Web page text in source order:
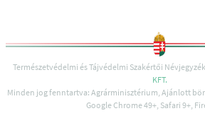
Természetvédelmi és Tájvédelmi Szakértői
KFT.
Minden jog fenntartva: Agrárminisztérium, Ajánlott
Google Chrome 49+, Safari 9+,